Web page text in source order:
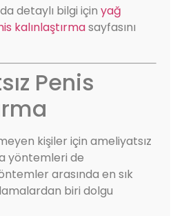
detaylı bilgi için yağ
kalınlaştırmasayfasını
Penis
kişiler için ameliyatsız
yöntemleri de
arasında en sık
biri dolgu